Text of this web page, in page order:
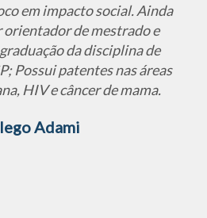
em impacto social. Ainda
de mestrado e
da disciplina de
Possui patentes nas áreas
HIV e câncer de mama.
Adami